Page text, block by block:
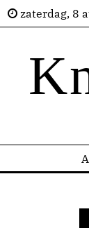
zaterdag, 8